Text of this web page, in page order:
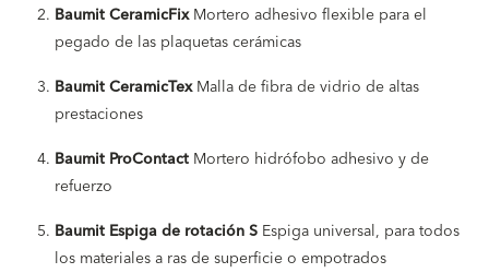
Baumit CeramicFixMortero adhesivo flexible para el
pegado de las plaquetas cerámicas
Baumit CeramicTexMalla de fibra de vidrio de altas
prestaciones
Baumit ProContact Mortero hidrófobo adhesivo y de
refuerzo
Baumit Espiga de rotación S Espiga universal, para todos
los materiales a ras de superficie o empotrados